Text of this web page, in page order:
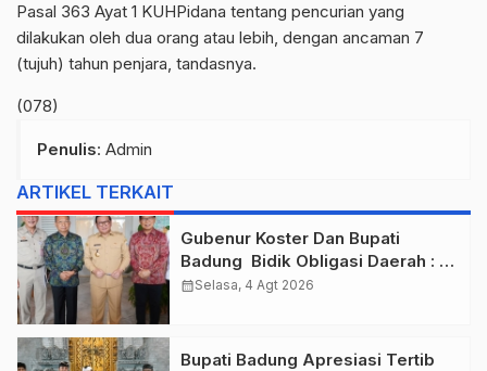
Pasal 363 Ayat 1 KUHPidana tentang pencurian yang
dilakukan oleh dua orang atau lebih, dengan ancaman 7
(tujuh) tahun penjara, tandasnya.
(078)
Penulis: Admin
ARTIKEL TERKAIT
Gubenur Koster Dan Bupati
Badung Bidik Obligasi Daerah :
Gaspol Bangun Infrastruktur
calendar_monthSelasa, 4 Agt 2026
Bupati Badung Apresiasi Tertib